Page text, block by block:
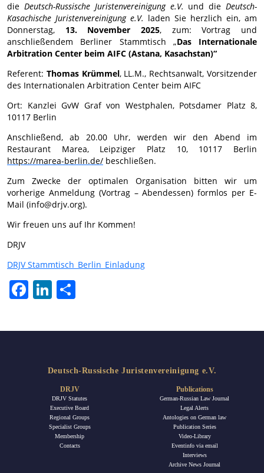
die Deutsch-Russische Juristenvereinigung e.V. und dieDeutsch-
Kasachische Juristenvereinigung e.V. laden Sie herzlich ein, am
Donnerstag, 13. November 2025, zum: Vortrag und
anschließendem Berliner Stammtisch „Das Internationale
Arbitration Center beim AIFC (Astana, Kasachstan)“
Referent: Thomas Krümmel, LL.M., Rechtsanwalt, Vorsitzender
des Internationalen Arbitration Center beim AIFC
Ort: Kanzlei GvW Graf von Westphalen, Potsdamer Platz 8,
10117 Berlin
Anschließend, ab 20.00 Uhr, werden wir den Abend im
Restaurant Marea, Leipziger Platz 10, 10117 Berlin
https://marea-berlin.de/ beschließen.
Zum Zwecke der optimalen Organisation bitten wir um
vorherige Anmeldung (Vortrag – Abendessen) formlos per E-
Mail (info@drjv.org).
Wir freuen uns auf Ihr Kommen!
DRJV
DRJV Stammtisch_Berlin_Einladung
FacebookLinkedIn
Deutsch-Russische Juristenvereinigung e.V.
DRJV
DRJV Statutes
Executive Board
Regional Groups
Specialist Groups
Membership
Contacts
Publications
German-Russian Law Journal
Legal Alerts
Antologies on German law
Publication Series
Video-Library
Eventinfo via email
Interviews
Archive News Journal